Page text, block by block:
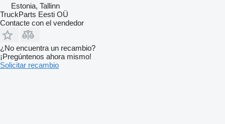
Estonia, Tallinn
TruckParts Eesti OÜ
Contacte con el vendedor
¿No encuentra un recambio?
¡Pregúntenos ahora mismo!
Solicitar recambio